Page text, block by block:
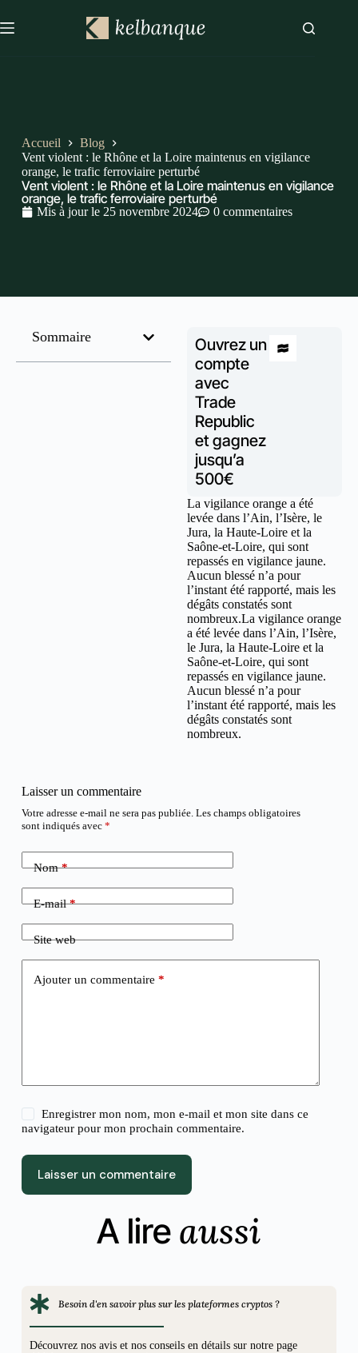
Accueil
Blog
Vent violent : le Rhône et la Loire maintenus en vigilance
orange, le trafic ferroviaire perturbé
Vent violent : le Rhône et la Loire maintenus en vigilance
orange, le trafic ferroviaire perturbé
Mis à jour le 25 novembre 2024 0 commentaires
Sommaire
Ouvrez un
compte
avec
Trade
Republic
et gagnez
jusqu’a
500€
La vigilance orange a été
levée dans l’Ain, l’Isère, le
Jura, la Haute-Loire et la
Saône-et-Loire, qui sont
repassés en vigilance jaune.
Aucun blessé n’a pour
l’instant été rapporté, mais les
dégâts constatés sont
nombreux.La vigilance orange
a été levée dans l’Ain, l’Isère,
le Jura, la Haute-Loire et la
Saône-et-Loire, qui sont
repassés en vigilance jaune.
Aucun blessé n’a pour
l’instant été rapporté, mais les
dégâts constatés sont
nombreux.
Laisser un commentaire
Votre adresse e-mail ne sera pas publiée. Les champs obligatoires
sont indiqués avec *
Nom*
E-mail*
Site web
Ajouter un commentaire *
Enregistrer mon nom, mon e-mail et mon site dans ce
navigateur pour mon prochain commentaire.
Laisser un commentaire
A lire aussi
Besoin d'en savoir plus sur les plateformes cryptos ?
Découvrez nos avis et nos conseils en détails sur notre page